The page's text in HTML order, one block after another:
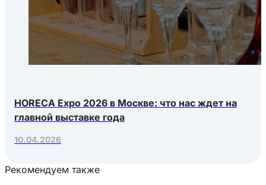
HORECA Expo 2026 в Москве: что нас ждет на
главной выставке года
10.04.2026
Рекомендуем также
Загрузка товаров